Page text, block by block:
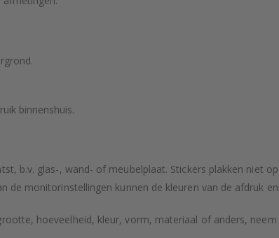
binnenshuis.
b.v. glas-, wand- of meubelplaat. Stickers plakken niet
de monitorinstellingen kunnen de kleuren van de afdruk
hoeveelheid, kleur, vorm, materiaal of anders,